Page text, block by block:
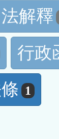
解釋
行政
1